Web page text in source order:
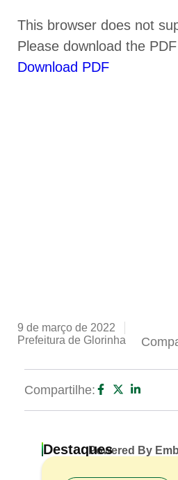
This browser does not
Please download the
Download PDF
Powered By
9 de março de 2022
Prefeitura de Glorinha
Compartilhe:
Destaques